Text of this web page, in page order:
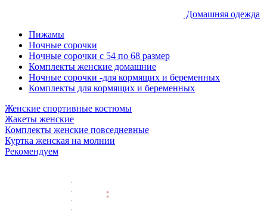
Домашняя одежда
Пижамы
Ночные сорочки
Ночные сорочки с 54 по 68 размер
Комплекты женские домашние
Ночные сорочки -для кормящих и беременных
Комплекты для кормящих и беременных
Женские спортивные костюмы
Жакеты женские
Комплекты женские повседневные
Куртка женская на молнии
Рекомендуем